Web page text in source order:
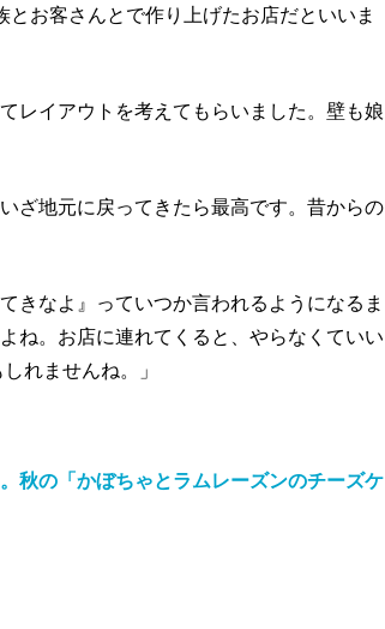
お客さんとで作り上げたお店だといいま
レイアウトを考えてもらいました。壁も娘
ざ地元に戻ってきたら最高です。昔からの
きなよ』っていつか言われるようになるま
ね。お店に連れてくると、やらなくていい
れませんね。」
秋の「かぼちゃとラムレーズンのチーズケ